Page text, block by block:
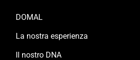
DOMAL
La nostra esperienza
Il nostro DNA